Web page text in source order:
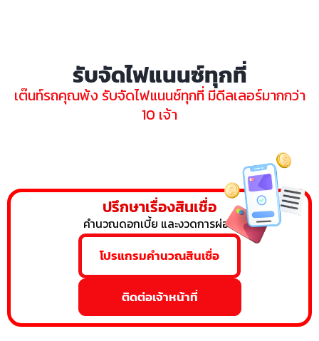
รับจัดไฟแนนซ์ทุกที่
เต๊นท์รถคุณพ้ง รับจัดไฟแนนซ์ทุกที่ มีดีลเลอร์มากกว่า
10 เจ้า
ปรึกษาเรื่องสินเชื่อ
คำนวณดอกเบี้ย และงวดการผ่อน
โปรแกรมคำนวณสินเชื่อ
ติดต่อเจ้าหน้าที่